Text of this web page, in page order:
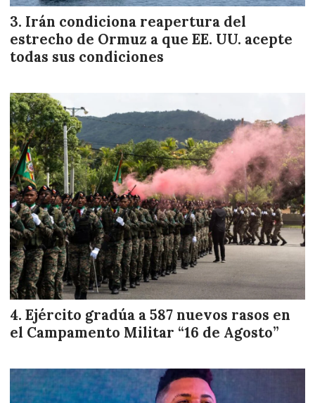
Irán condiciona reapertura del
estrecho de Ormuz a que EE. UU. acepte
todas sus condiciones
Ejército gradúa a 587 nuevos rasos en
el Campamento Militar “16 de Agosto”